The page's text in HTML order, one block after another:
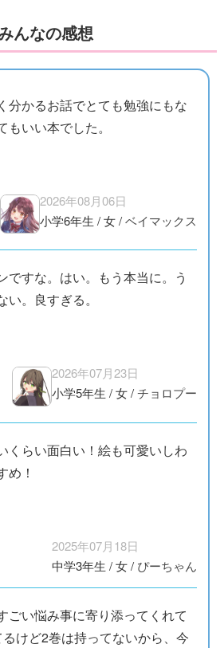
んなの感想
分かるお話でとても勉強にもな
いい本でした。
2026年08月06日
小学6年生 /女/ベイマックス
ですな。はい。もう本当に。う
。良すぎる。
2026年07月23日
小学5年生 /女/チョロプー
くらい面白い！絵も可愛いしわ
め！
2025年07月18日
中学3年生 /女/ ぴーちゃん
ごい悩み事に寄り添ってくれて
けど2巻は持ってないから、今